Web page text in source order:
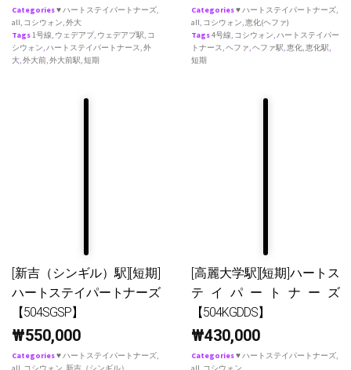
Categories♥ ハートステイパートナーズ,
all, コシウォン,外大
Tags1号線, ウェデアプ, ウェデアプ駅, コ
シウォン,ハートステイパートナース,外
大,外大前,外大前駅,短期
Categories♥ ハートステイパートナーズ,
all, コシウォン,恵化(ヘファ)
Tags4号線, コシウォン,ハートステイパー
トナース,ヘファ,ヘファ駅,恵化,恵化駅,
短期
[新吉（シンギル）駅][短期]
ハートステイパートナーズ
【504SGSP】
₩550,000
Categories♥ ハートステイパートナーズ,
[高麗大学駅][短期]ハートス
テイパートナーズ
【504KGDDS】
₩430,000
Categories♥ ハートステイパートナーズ,